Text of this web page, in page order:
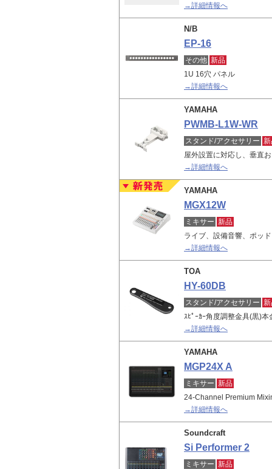
→詳細情報へ
N/B
EP-16
その他 新品
1U 16穴 パネル
→詳細情報へ
YAMAHA
PWMB-L1W-WR
スタンド/アクセサリー
屋外設置に対応し、垂直
→詳細情報へ
YAMAHA
MGX12W
ミキサー 新品
ライブ、設備音響、ポッ
→詳細情報へ
TOA
HY-60DB
スタンド/アクセサリー
ｽﾋﾟｰｶｰ角度調整金具(黒)
→詳細情報へ
YAMAHA
MGP24X A
ミキサー 新品
24-Channel Premium
→詳細情報へ
Soundcraft
Si Performer 2
ミキサー 新品